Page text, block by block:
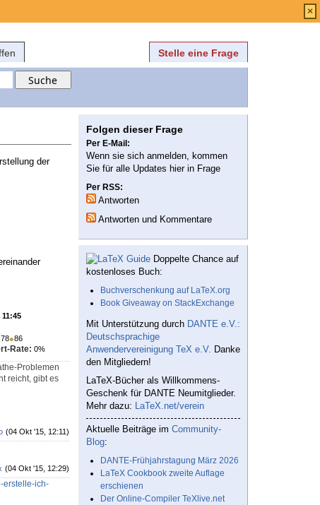
Stelle eine Frage
der
78●86
Rate: 0%
Problemen
reicht, gibt es
(04 Okt '15, 12:11)
(04 Okt '15, 12:29)
erstelle-ich-
Folgen dieser Frage
Per E-Mail:
Wenn sie sich anmelden, kommen
Sie für alle Updates hier in Frage
Per RSS:
Antworten
Antworten und Kommentare
Doppelte Chance auf
kostenloses Buch:
Buchverschenkung auf LaTeX.org
Book Giveaway on StackExchange
Mit Unterstützung durch DANTE e.V.:
Deutschsprachige
Anwendervereinigung TeX e.V. Danke
den Mitgliedern!
LaTeX-Bücher als Willkommens-
Geschenk für DANTE Neumitglieder.
Mehr dazu: LaTeX.net/verein
Aktuelle Beiträge im Community-
Blog:
DANTE-Frühjahrstagung März 2026
LaTeX Cookbook zweite Auflage
erschienen
Der Online-Compiler TeXlive.net
×